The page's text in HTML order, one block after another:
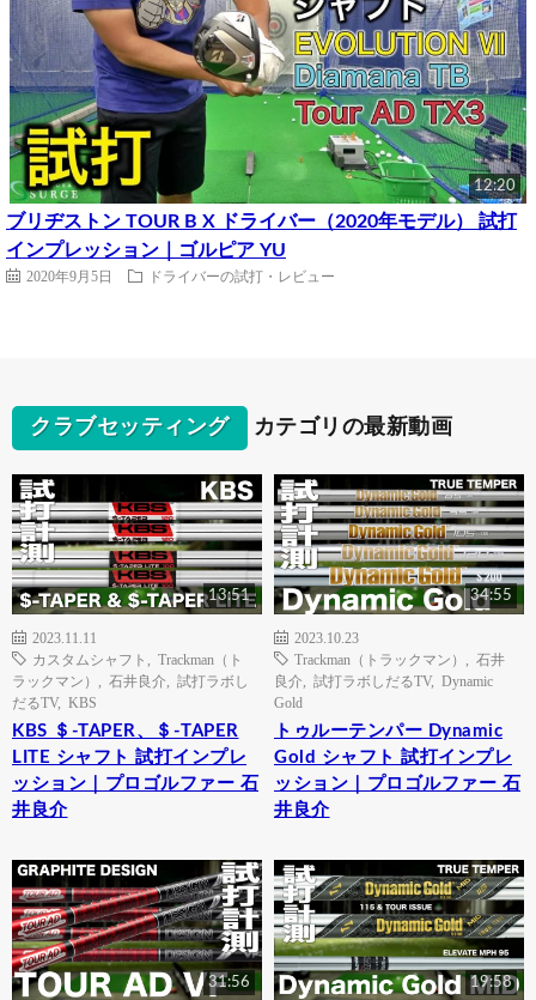
12:20
ブリヂストン TOUR B X ドライバー（2020年モデル） 試打
インプレッション｜ゴルピア YU
2020年9月5日 ドライバーの試打・レビュー
クラブセッティング カテゴリの最新動画
13:51
2023.11.11
カスタムシャフト
Trackman（ト
ラックマン）
石井良介
試打ラボし
だるTV, KBS
KBS ＄-TAPER、＄-TAPER
LITE シャフト 試打インプレ
ッション｜プロゴルファー 石
井良介
34:55
2023.10.23
Trackman（トラックマン）
石井
良介
試打ラボしだるTV, Dynamic
Gold
トゥルーテンパー Dynamic
Gold シャフト 試打インプレ
ッション｜プロゴルファー 石
井良介
31:56 19:58